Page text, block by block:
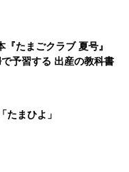
『たまごクラブ 夏号』
予習する 出産の教科書
たまひよ」